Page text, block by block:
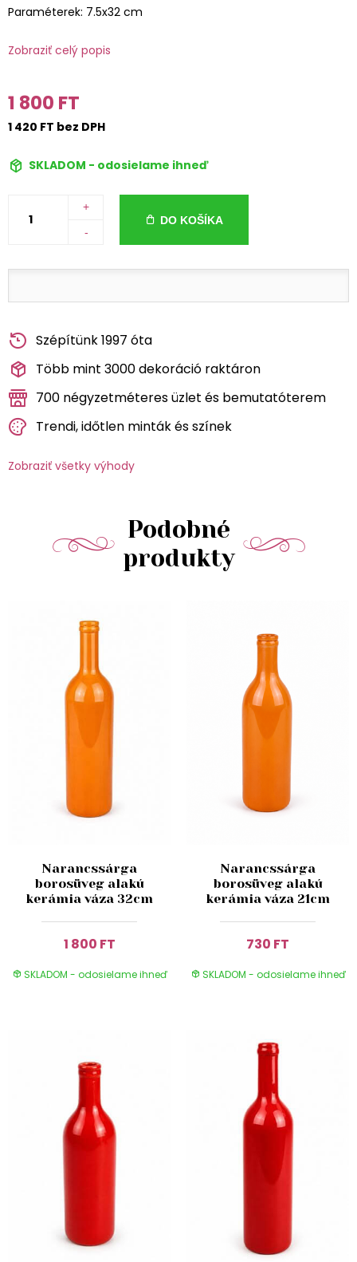
Paraméterek: 7.5x32 cm
Zobraziť celý popis
1 800 FT
1 420 FT bez DPH
SKLADOM - odosielame ihneď
+
-
DO KOŠÍKA
Szépítünk 1997 óta
Több mint 3000 dekoráció raktáron
700 négyzetméteres üzlet és bemutatóterem
Trendi, időtlen minták és színek
Zobraziť všetky výhody
Podobné
produkty
Narancssárga
borosüveg alakú
kerámia váza 32cm
1 800 FT
SKLADOM - odosielame ihneď
Narancssárga
borosüveg alakú
kerámia váza 21cm
730 FT
SKLADOM - odosielame ihneď